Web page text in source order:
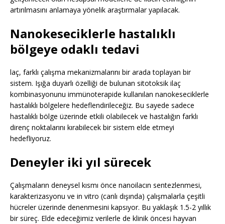
artırılmasını anlamaya yönelik araştırmalar yapılacak.
Nanokeseciklerle hastalıklı
bölgeye odaklı tedavi
laç, farklı çalışma mekanizmalarını bir arada toplayan bir
sistem. Işığa duyarlı özelliği de bulunan sitotoksik ilaç
kombinasyonunu immünoterapide kullanılan nanokeseciklerle
hastalıklı bölgelere hedeflendirileceğiz. Bu sayede sadece
hastalıklı bölge üzerinde etkili olabilecek ve hastalığın farklı
direnç noktalarını kırabilecek bir sistem elde etmeyi
hedefliyoruz.
Deneyler iki yıl sürecek
Çalışmaların deneysel kısmı önce nanoilacın sentezlenmesi,
karakterizasyonu ve in vitro (canlı dışında) çalışmalarla çeşitli
hücreler üzerinde denenmesini kapsıyor. Bu yaklaşık 1.5-2 yıllık
bir süreç. Elde edeceğimiz verilerle de klinik öncesi hayvan